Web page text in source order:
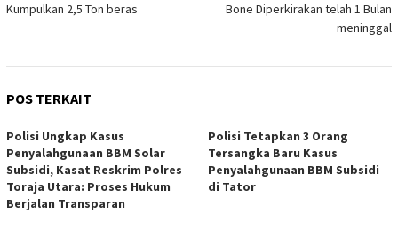
Kumpulkan 2,5 Ton beras
Bone Diperkirakan telah 1 Bulan
meninggal
POS TERKAIT
Polisi Ungkap Kasus
Penyalahgunaan BBM Solar
Subsidi, Kasat Reskrim Polres
Toraja Utara: Proses Hukum
Berjalan Transparan
Polisi Tetapkan 3 Orang
Tersangka Baru Kasus
Penyalahgunaan BBM Subsidi
di Tator